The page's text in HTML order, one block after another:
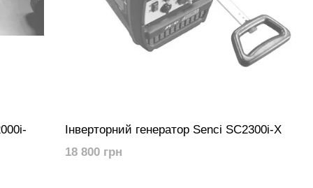
Інверторний генератор Senci SC2300i-X
18 800 грн